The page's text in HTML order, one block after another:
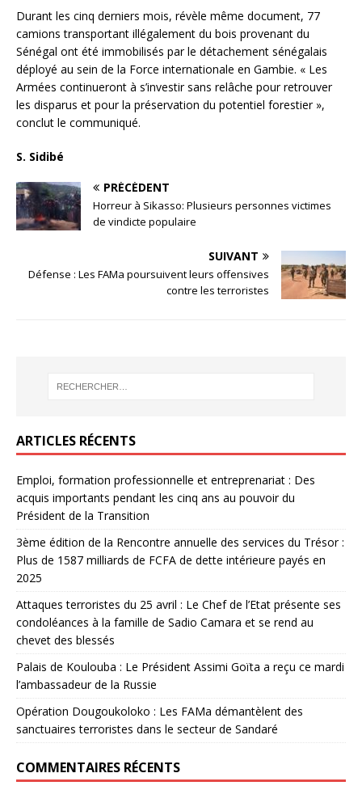
Durant les cinq derniers mois, révèle même document, 77
camions transportant illégalement du bois provenant du
Sénégal ont été immobilisés par le détachement sénégalais
déployé au sein de la Force internationale en Gambie. « Les
Armées continueront à s’investir sans relâche pour retrouver
les disparus et pour la préservation du potentiel forestier »,
conclut le communiqué.
S. Sidibé
PRÉCÉDENT
Horreur à Sikasso: Plusieurs personnes victimes
de vindicte populaire
SUIVANT
Défense : Les FAMa poursuivent leurs offensives
contre les terroristes
ARTICLES RÉCENTS
Emploi, formation professionnelle et entreprenariat : Des
acquis importants pendant les cinq ans au pouvoir du
Président de la Transition
3ème édition de la Rencontre annuelle des services du Trésor :
Plus de 1587 milliards de FCFA de dette intérieure payés en
2025
Attaques terroristes du 25 avril : Le Chef de l’Etat présente ses
condoléances à la famille de Sadio Camara et se rend au
chevet des blessés
Palais de Koulouba : Le Président Assimi Goïta a reçu ce mardi
l’ambassadeur de la Russie
Opération Dougoukoloko : Les FAMa démantèlent des
sanctuaires terroristes dans le secteur de Sandaré
COMMENTAIRES RÉCENTS